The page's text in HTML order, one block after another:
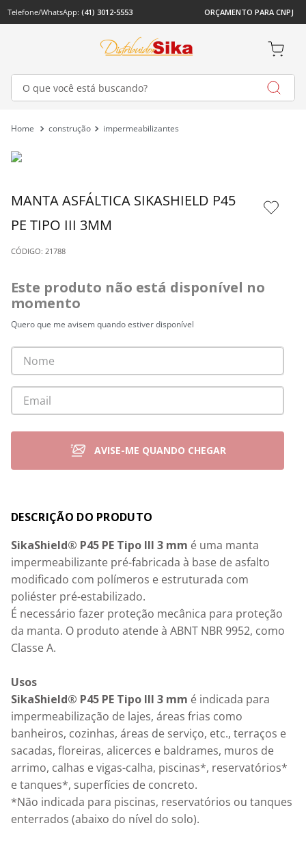
Telefone/WhatsApp: (41) 3012-5553 ORÇAMENTO PARA CNPJ
O que você está buscando?
construção impermeabilizantes
MANTA ASFÁLTICA SIKASHIELD P45
PE TIPO III 3MM
: 21788
Este produto não está disponível no
momento
Quero que me avisem quando estiver disponível
Detalhes
SikaShield® P45 PE Tipo III 3 mm é uma manta
impermeabilizante pré-fabricada à base de asfalto
modificado com polímeros e estruturada com
poliéster pré-estabilizado.
É necessário fazer proteção mecânica para proteção
da manta. O produto atende à ABNT NBR 9952, como
Classe A.
Usos
SikaShield® P45 PE Tipo III 3 mm é indicada para
impermeabilização de lajes, áreas frias como
banheiros, cozinhas, áreas de serviço, etc., terraços e
sacadas, floreiras, alicerces e baldrames, muros de
arrimo, calhas e vigas-calha, piscinas*, reservatórios*
e tanques*, superfícies de concreto.
*Não indicada para piscinas, reservatórios ou tanques
enterrados (abaixo do nível do solo).